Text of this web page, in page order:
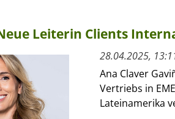
Leiterin Clients
28.04.2025,
Ana Claver
Vertriebs in
Lateinamerika